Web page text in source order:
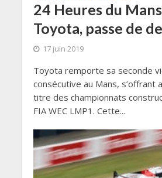
24 Heures du
Toyota, passe de
17 juin 2019
Toyota remporte sa seconde
consécutive au Mans, s’offrant
titre des championnats
FIA WEC LMP1. Cette...